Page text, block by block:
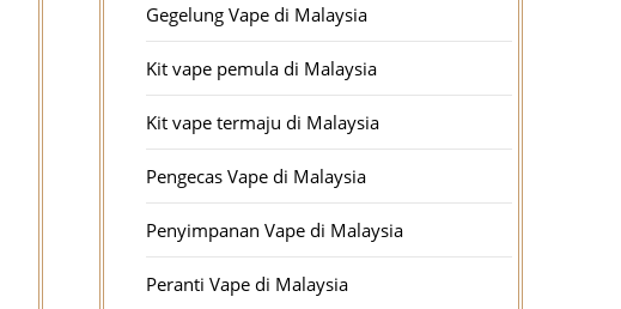
Gegelung Vape di Malaysia
Kit vape pemula di Malaysia
Kit vape termaju di Malaysia
Pengecas Vape di Malaysia
Penyimpanan Vape di Malaysia
Peranti Vape di Malaysia